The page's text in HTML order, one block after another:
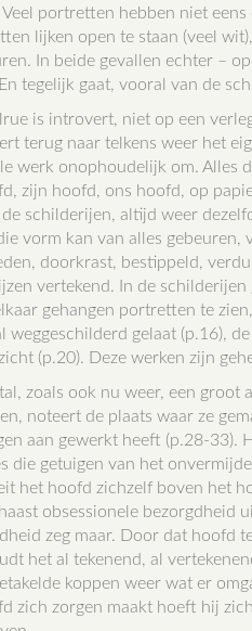
portretten hebben niet
lijken open te staan (veel
In beide gevallen echter –
tegelijk gaat, vooral van de
is introvert, niet op een
terug naar telkens weer het
werk onophoudelijk om. Alles
zijn hoofd, ons hoofd, op
schilderijen, altijd weer
vorm kan van alles gebeuren,
doorkrast, bestippeld,
vertekend. In de
gehangen portretten te
weggeschilderd gelaat (p.16),
(p.20). Deze werken zijn
zoals ook nu weer, een groot
noteert de plaats waar ze
aan gewerkt heeft (p.28-33).
die getuigen van het
het hoofd zichzelf boven het
obsessionele bezorgdheid
zeg maar. Door dat hoofd
het al tekenend, al
koppen weer wat er
zich zorgen maakt hoeft hij